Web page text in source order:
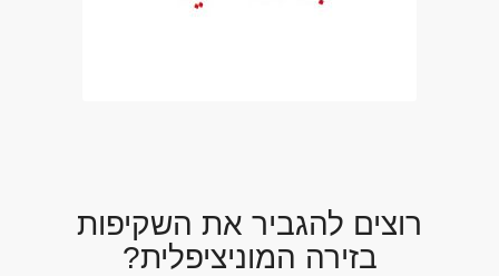
רוצים להגביר את השקיפות
בזירה המוניציפלית?